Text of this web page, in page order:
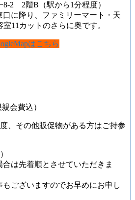
2 2階B（駅から1分程度）
に降り、ファミリーマート・天
11カットのさらに奥です。
はこちら
親会費込）
、その他販促物がある方はご持参
は先着順とさせていただきま
ございますのでお早めにお申し